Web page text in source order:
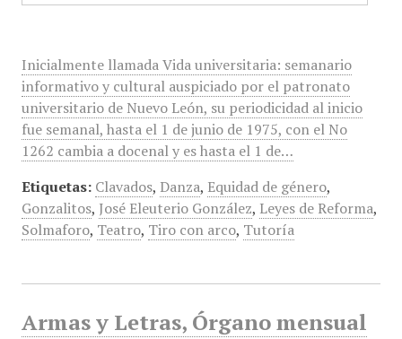
Inicialmente llamada Vida universitaria: semanario
informativo y cultural auspiciado por el patronato
universitario de Nuevo León, su periodicidad al inicio
fue semanal, hasta el 1 de junio de 1975, con el No
1262 cambia a docenal y es hasta el 1 de…
Etiquetas: Clavados, Danza, Equidad de género,
Gonzalitos, José Eleuterio González, Leyes de Reforma,
Solmaforo, Teatro, Tiro con arco, Tutoría
Armas y Letras, Órgano mensual